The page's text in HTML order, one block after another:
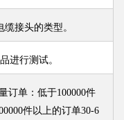
接头的类型。
进行测试。
订单：低于100000件
件以上的订单30-6